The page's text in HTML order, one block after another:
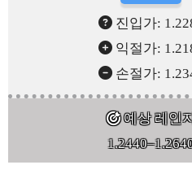
진입가:
익절가:
손절가:
예상 레인